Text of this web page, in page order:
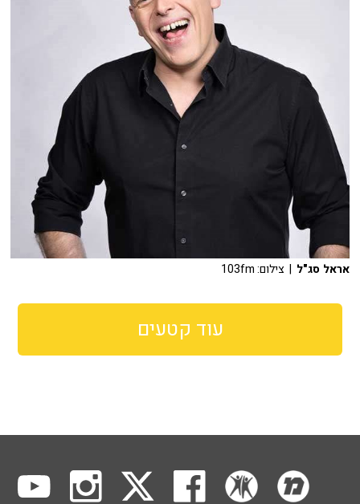
אראל סג"ל | צילום: 103fm
עוד קטעים